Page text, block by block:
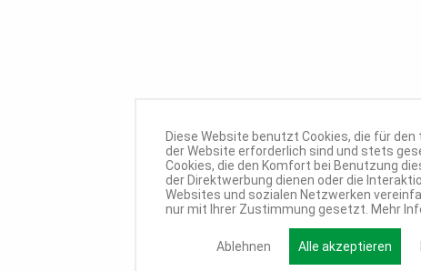
Diese Website benutzt Cookies, die für
der Website erforderlich sind und stets
Cookies, die den Komfort bei Benutzung
der Direktwerbung dienen oder die
Websites und sozialen Netzwerken
nur mit Ihrer Zustimmung gesetzt. Mehr
Ablehnen Alle akzeptieren